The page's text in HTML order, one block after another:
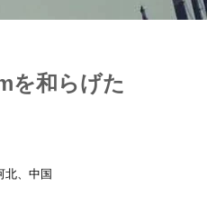
を和らげた
北、中国